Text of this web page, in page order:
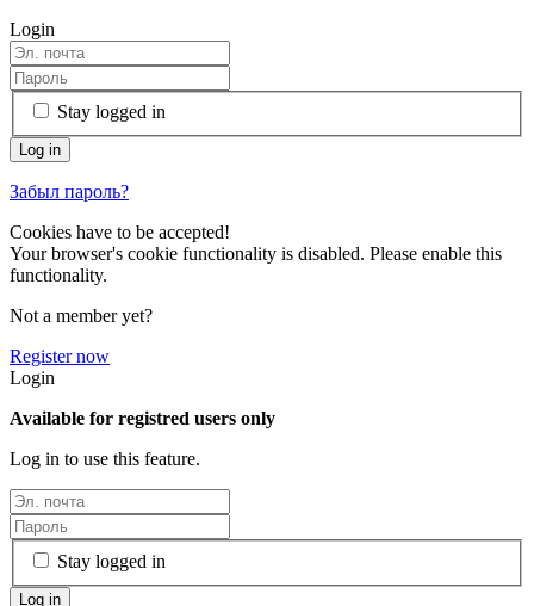
Login
Stay logged in
Забыл пароль?
Cookies have to be accepted!
Your browser's cookie functionality is disabled. Please enable this
functionality.
Not a member yet?
Register now
Login
Available for registred users only
Log in to use this feature.
Stay logged in